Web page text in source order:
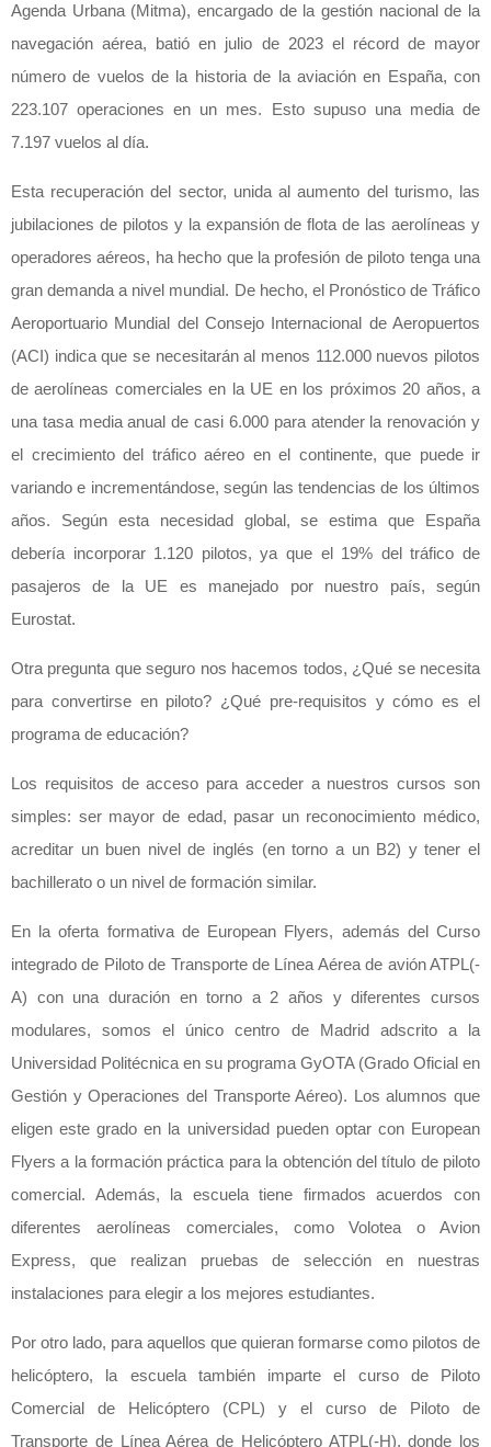
Agenda Urbana (Mitma), encargado de la gestión nacional de la
navegación aérea, batió en julio de 2023 el récord de mayor
número de vuelos de la historia de la aviación en España, con
223.107 operaciones en un mes. Esto supuso una media de
7.197 vuelos al día.
Esta recuperación del sector, unida al aumento del turismo, las
jubilaciones de pilotos y la expansión de flota de las aerolíneas y
operadores aéreos, ha hecho que la profesión de piloto tenga una
gran demanda a nivel mundial. De hecho, el Pronóstico de Tráfico
Aeroportuario Mundial del Consejo Internacional de Aeropuertos
(ACI) indica que se necesitarán al menos 112.000 nuevos pilotos
de aerolíneas comerciales en la UE en los próximos 20 años, a
una tasa media anual de casi 6.000 para atender la renovación y
el crecimiento del tráfico aéreo en el continente, que puede ir
variando e incrementándose, según las tendencias de los últimos
años. Según esta necesidad global, se estima que España
debería incorporar 1.120 pilotos, ya que el 19% del tráfico de
pasajeros de la UE es manejado por nuestro país, según
Eurostat.
Otra pregunta que seguro nos hacemos todos, ¿Qué se necesita
para convertirse en piloto? ¿Qué pre-requisitos y cómo es el
programa de educación?
Los requisitos de acceso para acceder a nuestros cursos son
simples: ser mayor de edad, pasar un reconocimiento médico,
acreditar un buen nivel de inglés (en torno a un B2) y tener el
bachillerato o un nivel de formación similar.
En la oferta formativa de European Flyers, además del Curso
integrado de Piloto de Transporte de Línea Aérea de avión ATPL(-
A) con una duración en torno a 2 años y diferentes cursos
modulares, somos el único centro de Madrid adscrito a la
Universidad Politécnica en su programa GyOTA (Grado Oficial en
Gestión y Operaciones del Transporte Aéreo). Los alumnos que
eligen este grado en la universidad pueden optar con European
Flyers a la formación práctica para la obtención del título de piloto
comercial. Además, la escuela tiene firmados acuerdos con
diferentes aerolíneas comerciales, como Volotea o Avion
Express, que realizan pruebas de selección en nuestras
instalaciones para elegir a los mejores estudiantes.
Por otro lado, para aquellos que quieran formarse como pilotos de
helicóptero, la escuela también imparte el curso de Piloto
Comercial de Helicóptero (CPL) y el curso de Piloto de
Transporte de Línea Aérea de Helicóptero ATPL(-H), donde los